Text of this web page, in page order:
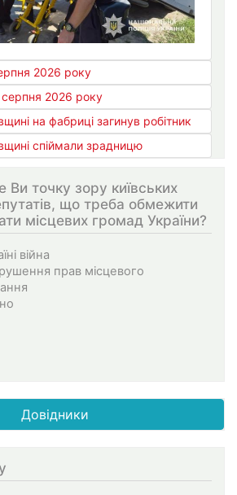
2026 року
2026 року
на фабриці загинув робітник
спіймали зрадницю
Ви точку зору київських
що треба обмежити
місцевих громад України?
війна
прав місцевого
Довідники